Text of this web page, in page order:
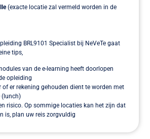
(exacte locatie zal vermeld worden in de
BRL9101 Specialist bij NeVeTe gaat
tips,
van de e-learning heeft doorlopen
opleiding
of er rekening gehouden dient te worden met
(lunch)
risico. Op sommige locaties kan het zijn dat
is, plan uw reis zorgvuldig